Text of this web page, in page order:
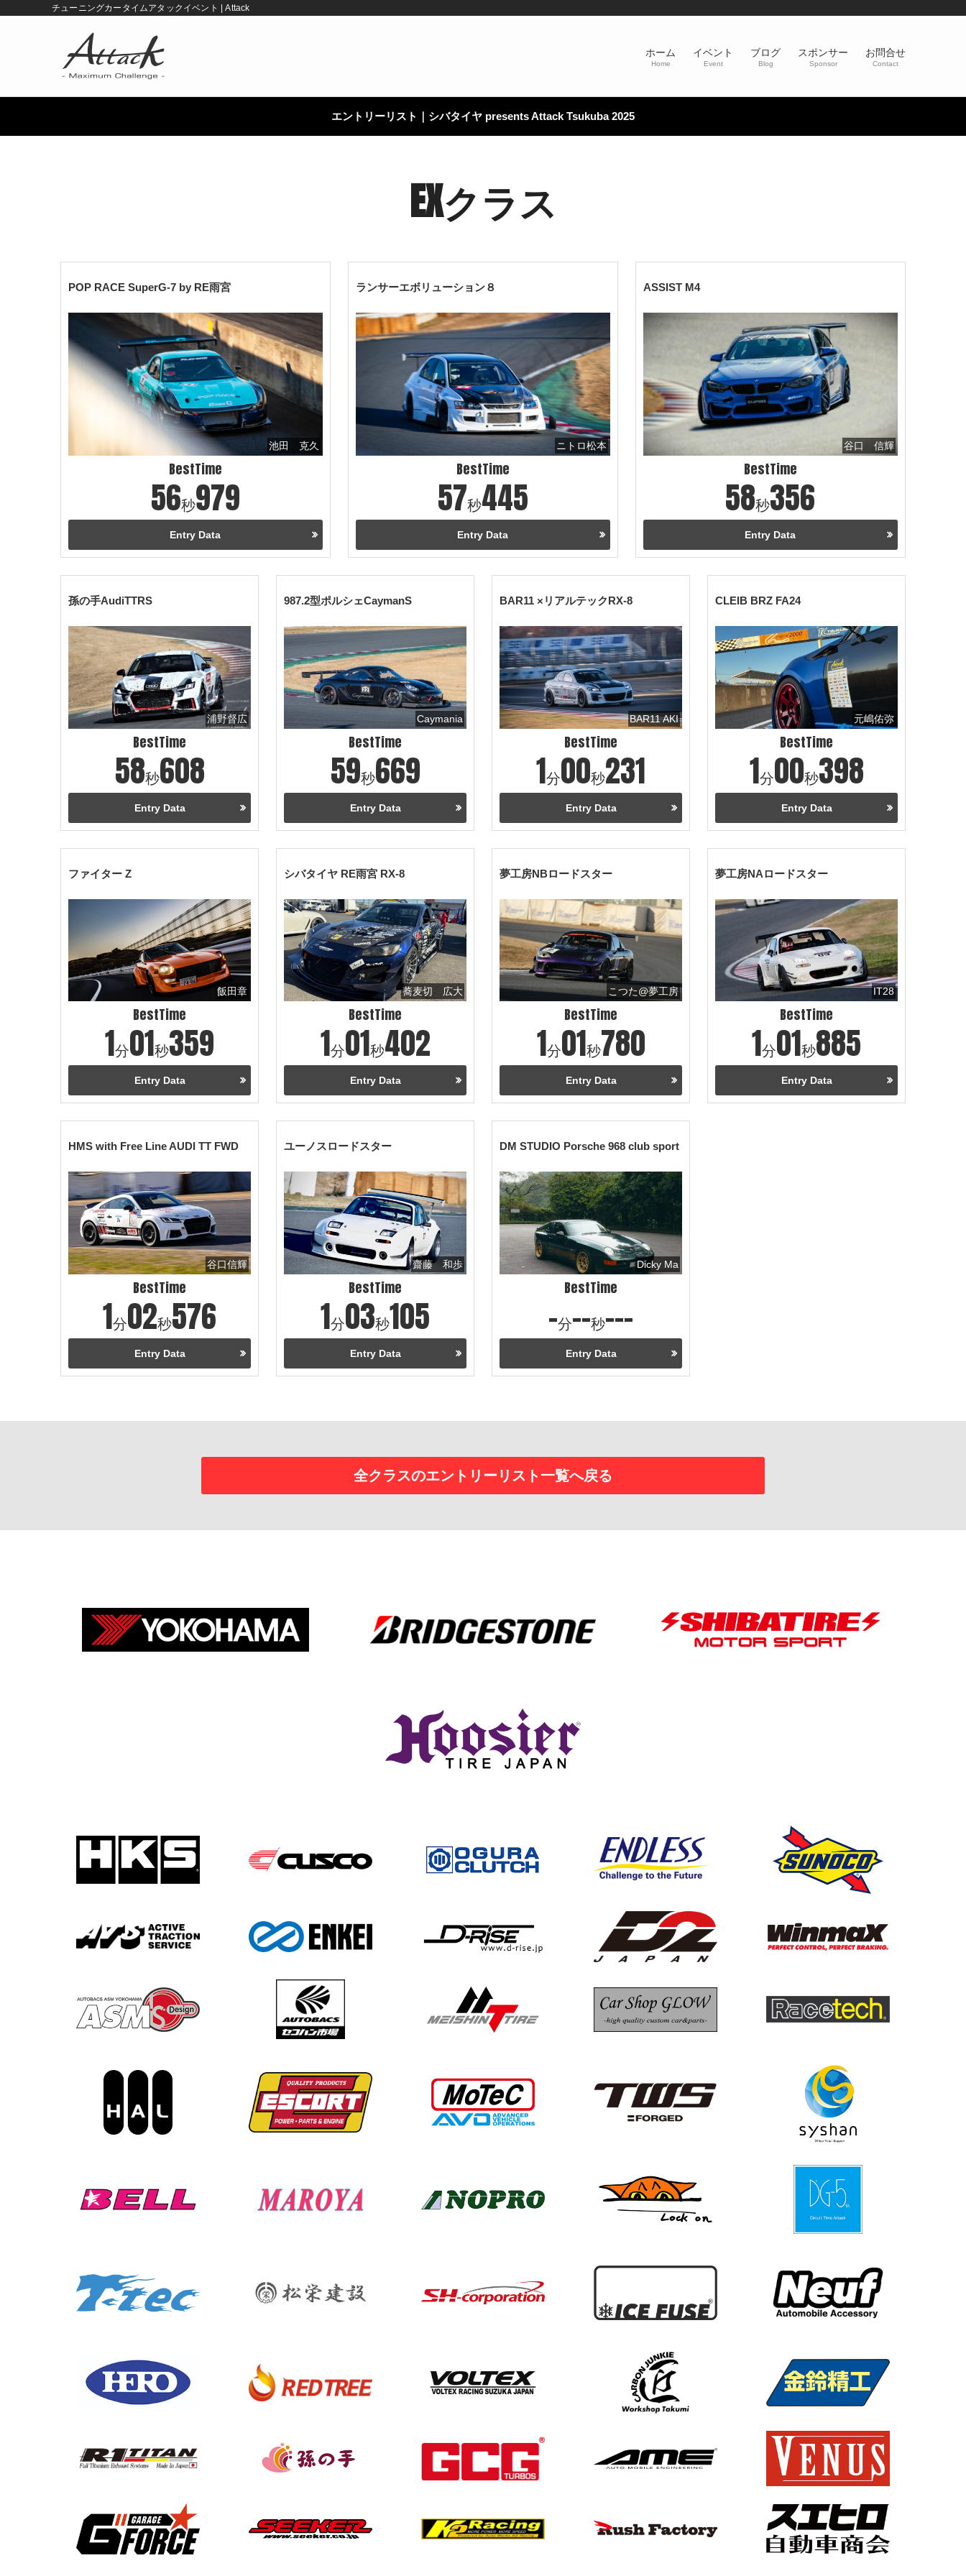
チューニングカータイムアタックイベント | Attack
ホーム
Home
イベント
Event
ブログ
Blog
スポンサー
Sponsor
お問合せ
Contact
エントリーリスト｜シバタイヤ presents Attack Tsukuba 2025
EXクラス
POP RACE SuperG-7 by RE雨宮
池田 克久
BestTime
56秒979
Entry Data
ランサーエボリューション８
ニトロ松本
BestTime
57秒445
Entry Data
ASSIST M4
谷口 信輝
BestTime
58秒356
Entry Data
孫の手AudiTTRS
浦野督広
BestTime
58秒608
Entry Data
987.2型ポルシェCaymanS
Caymania
BestTime
59秒669
Entry Data
BAR11 ×リアルテックRX-8
BAR11 AKI
BestTime
1分00秒231
Entry Data
CLEIB BRZ FA24
元嶋佑弥
BestTime
1分00秒398
Entry Data
ファイター Z
飯田章
BestTime
1分01秒359
Entry Data
シバタイヤ RE雨宮 RX-8
蕎麦切 広大
BestTime
1分01秒402
Entry Data
夢工房NBロードスター
こつた@夢工房
BestTime
1分01秒780
Entry Data
夢工房NAロードスター
IT28
BestTime
1分01秒885
Entry Data
HMS with Free Line AUDI TT FWD
谷口信輝
BestTime
1分02秒576
Entry Data
ユーノスロードスター
齋藤 和歩
BestTime
1分03秒105
Entry Data
DM STUDIO Porsche 968 club sport
Dicky Ma
BestTime
-分--秒---
Entry Data
全クラスのエントリーリスト一覧へ戻る